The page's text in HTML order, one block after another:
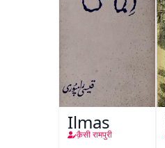
Ilmas
क़ैसी रामपुरी